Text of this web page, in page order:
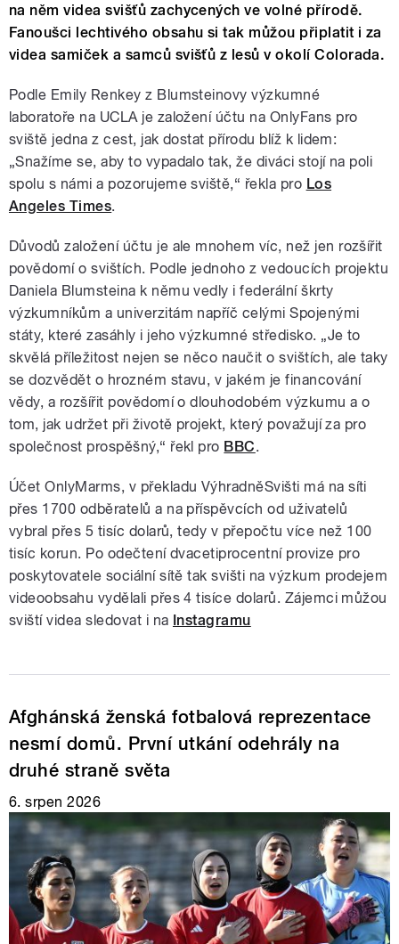
na něm videa svišťů zachycených ve volné přírodě.
Fanoušci lechtivého obsahu si tak můžou připlatit i za
videa samiček a samců svišťů z lesů v okolí Colorada.
Podle Emily Renkey z Blumsteinovy výzkumné
laboratoře na UCLA je založení účtu na OnlyFans pro
sviště jedna z cest, jak dostat přírodu blíž k lidem:
„Snažíme se, aby to vypadalo tak, že diváci stojí na poli
spolu s námi a pozorujeme sviště,“ řekla pro Los
Angeles Times.
Důvodů založení účtu je ale mnohem víc, než jen rozšířit
povědomí o svištích. Podle jednoho z vedoucích projektu
Daniela Blumsteina k němu vedly i federální škrty
výzkumníkům a univerzitám napříč celými Spojenými
státy, které zasáhly i jeho výzkumné středisko. „Je to
skvělá příležitost nejen se něco naučit o svištích, ale taky
se dozvědět o hrozném stavu, v jakém je financování
vědy, a rozšířit povědomí o dlouhodobém výzkumu a o
tom, jak udržet při životě projekt, který považují za pro
společnost prospěšný,“ řekl pro BBC.
Účet OnlyMarms, v překladu VýhradněSvišti má na síti
přes 1700 odběratelů a na příspěvcích od uživatelů
vybral přes 5 tisíc dolarů, tedy v přepočtu více než 100
tisíc korun. Po odečtení dvacetiprocentní provize pro
poskytovatele sociální sítě tak svišti na výzkum prodejem
videoobsahu vydělali přes 4 tisíce dolarů. Zájemci můžou
sviští videa sledovat i na Instagramu
Afghánská ženská fotbalová reprezentace
nesmí domů. První utkání odehrály na
druhé straně světa
6. srpen 2026